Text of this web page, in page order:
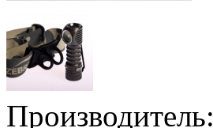
Производитель: